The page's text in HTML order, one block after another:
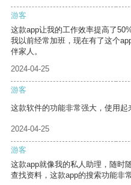
游客
这款app让我的工作效率提高了
我以前经常加班，现在有了这个
伴家人。
2024-04-25
游客
这款软件的功能非常强大，使用起
2024-04-25
游客
这款app就像我的私人助理，随时
查找资料，这款app的搜索功能非